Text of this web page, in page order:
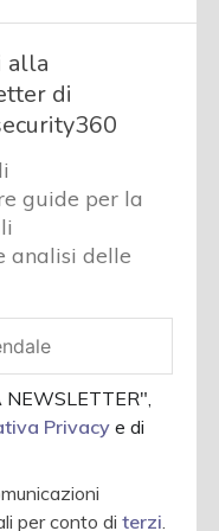
alla
di
guide per la
analisi delle
NEWSLETTER",
Privacye di
per conto diterzi.